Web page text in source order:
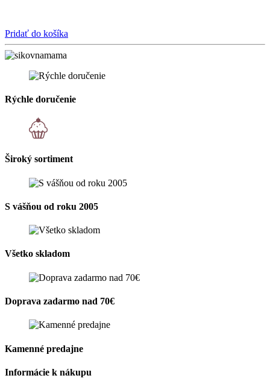
Pridať do košíka
Rýchle doručenie
Široký sortiment
S vášňou od roku 2005
Všetko skladom
Doprava zadarmo nad 70€
Kamenné predajne
Informácie k nákupu